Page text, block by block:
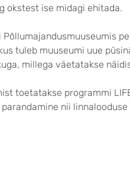
okstest ise midagi ehitada.
Põllumajandusmuuseumis
tuleb muuseumi uue
millega väetatakse
toetatakse programmi
nii